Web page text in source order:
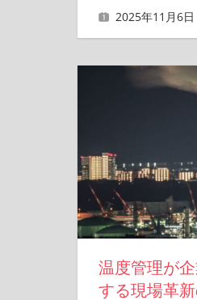
2025年11月6日
温度管理が
する現場革